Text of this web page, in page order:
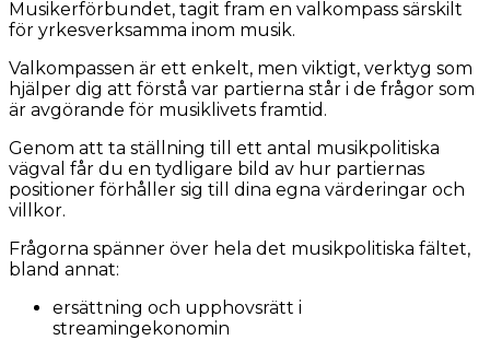
Musikerförbundet, tagit fram en valkompass särskilt
för yrkesverksamma inom musik.
Valkompassen är ett enkelt, men viktigt, verktyg som
hjälper dig att förstå var partierna står i de frågor som
är avgörande för musiklivets framtid.
Genom att ta ställning till ett antal musikpolitiska
vägval får du en tydligare bild av hur partiernas
positioner förhåller sig till dina egna värderingar och
villkor.
Frågorna spänner över hela det musikpolitiska fältet,
bland annat:
ersättning och upphovsrätt i
streamingekonomin